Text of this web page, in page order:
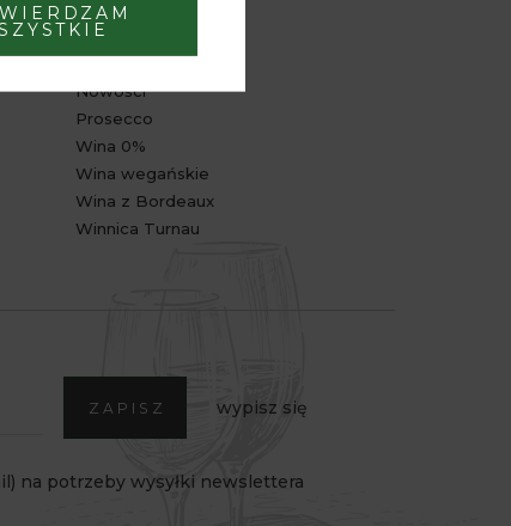
POLECANE
Nowości
Prosecco
Wina 0%
Wina wegańskie
Wina z Bordeaux
Winnica Turnau
ZAPISZ wypisz się
na potrzeby wysyłki newslettera